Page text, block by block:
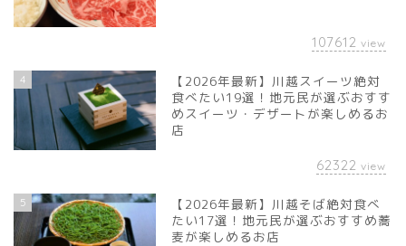
107612 view
4
【2026年最新】川越スイーツ絶対
食べたい19選！地元民が選ぶおすす
めスイーツ・デザートが楽しめるお
店
62322 view
5
【2026年最新】川越そば絶対食べ
たい17選！地元民が選ぶおすすめ蕎
麦が楽しめるお店